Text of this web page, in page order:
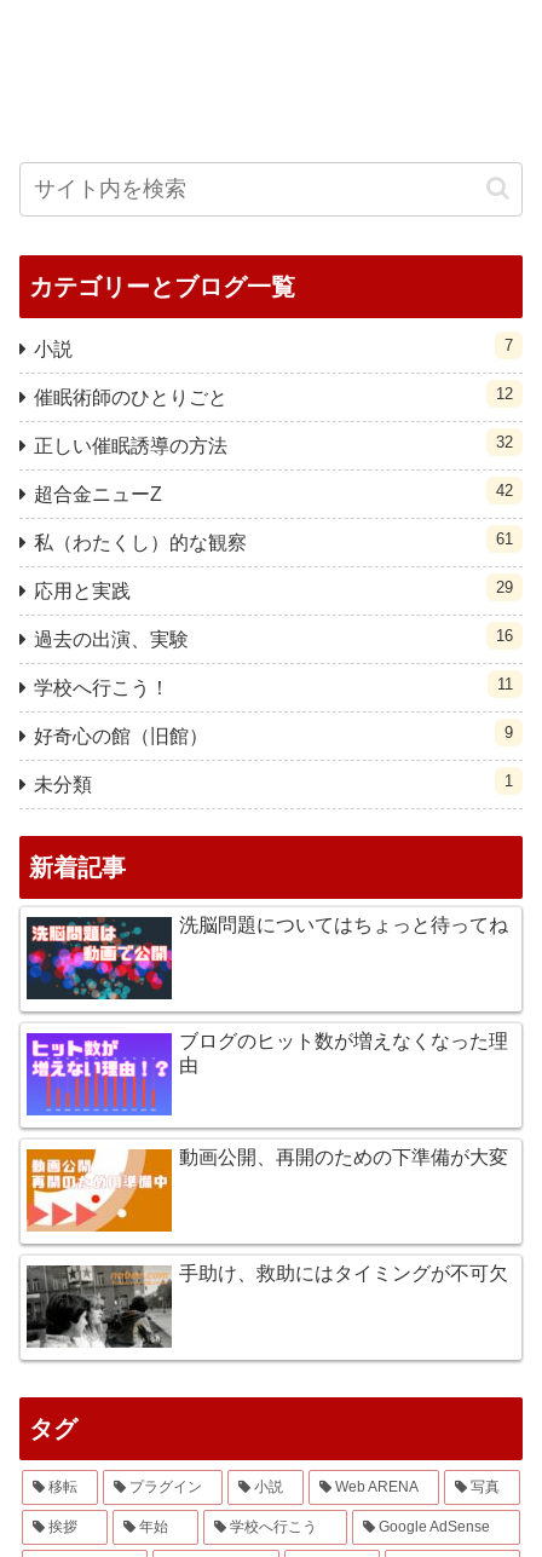
カテゴリーとブログ一覧
小説 7
催眠術師のひとりごと 12
正しい催眠誘導の方法 32
超合金ニューZ 42
私（わたくし）的な観察 61
応用と実践 29
過去の出演、実験 16
学校へ行こう！ 11
好奇心の館（旧館） 9
未分類 1
新着記事
洗脳問題についてはちょっと待ってね
ブログのヒット数が増えなくなった理
由
動画公開、再開のための下準備が大変
手助け、救助にはタイミングが不可欠
タグ
移転 プラグイン 小説 Web ARENA 写真
挨拶 年始 学校へ行こう Google AdSense